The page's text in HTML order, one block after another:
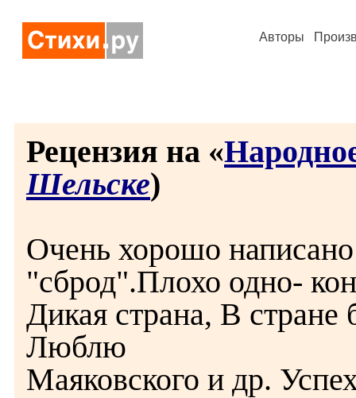
Авторы
Рецензия на «
Шельске)
Очень хорошо
"сброд".Плохо одно-
Дикая страна, В стране
Люблю
Маяковского и др.